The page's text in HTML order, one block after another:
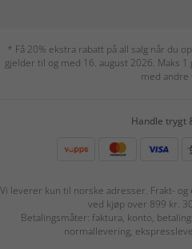
* Få 20% ekstra rabatt på all salg når du
gjelder til og med 16. august 2026. Maks
med andre
Handle trygt
Vi leverer kun til norske adresser. Frakt-
ved kjøp over 899 kr.
Betalingsmåter: faktura, konto,
normallevering,